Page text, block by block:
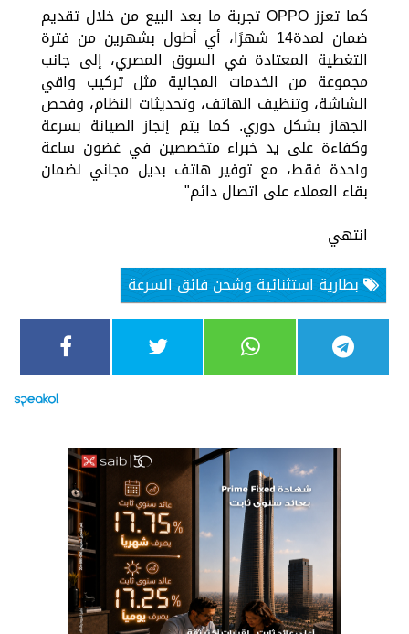
كما تعزز OPPO تجربة ما بعد البيع من خلال تقديم
ضمان لمدة14 شهرًا، أي أطول بشهرين من فترة
التغطية المعتادة في السوق المصري، إلى جانب
مجموعة من الخدمات المجانية مثل تركيب واقي
الشاشة، وتنظيف الهاتف، وتحديثات النظام، وفحص
الجهاز بشكل دوري. كما يتم إنجاز الصيانة بسرعة
وكفاءة على يد خبراء متخصصين في غضون ساعة
واحدة فقط، مع توفير هاتف بديل مجاني لضمان
بقاء العملاء على اتصال دائم"
انتهي
بطارية استثنائية وشحن فائق السرعة